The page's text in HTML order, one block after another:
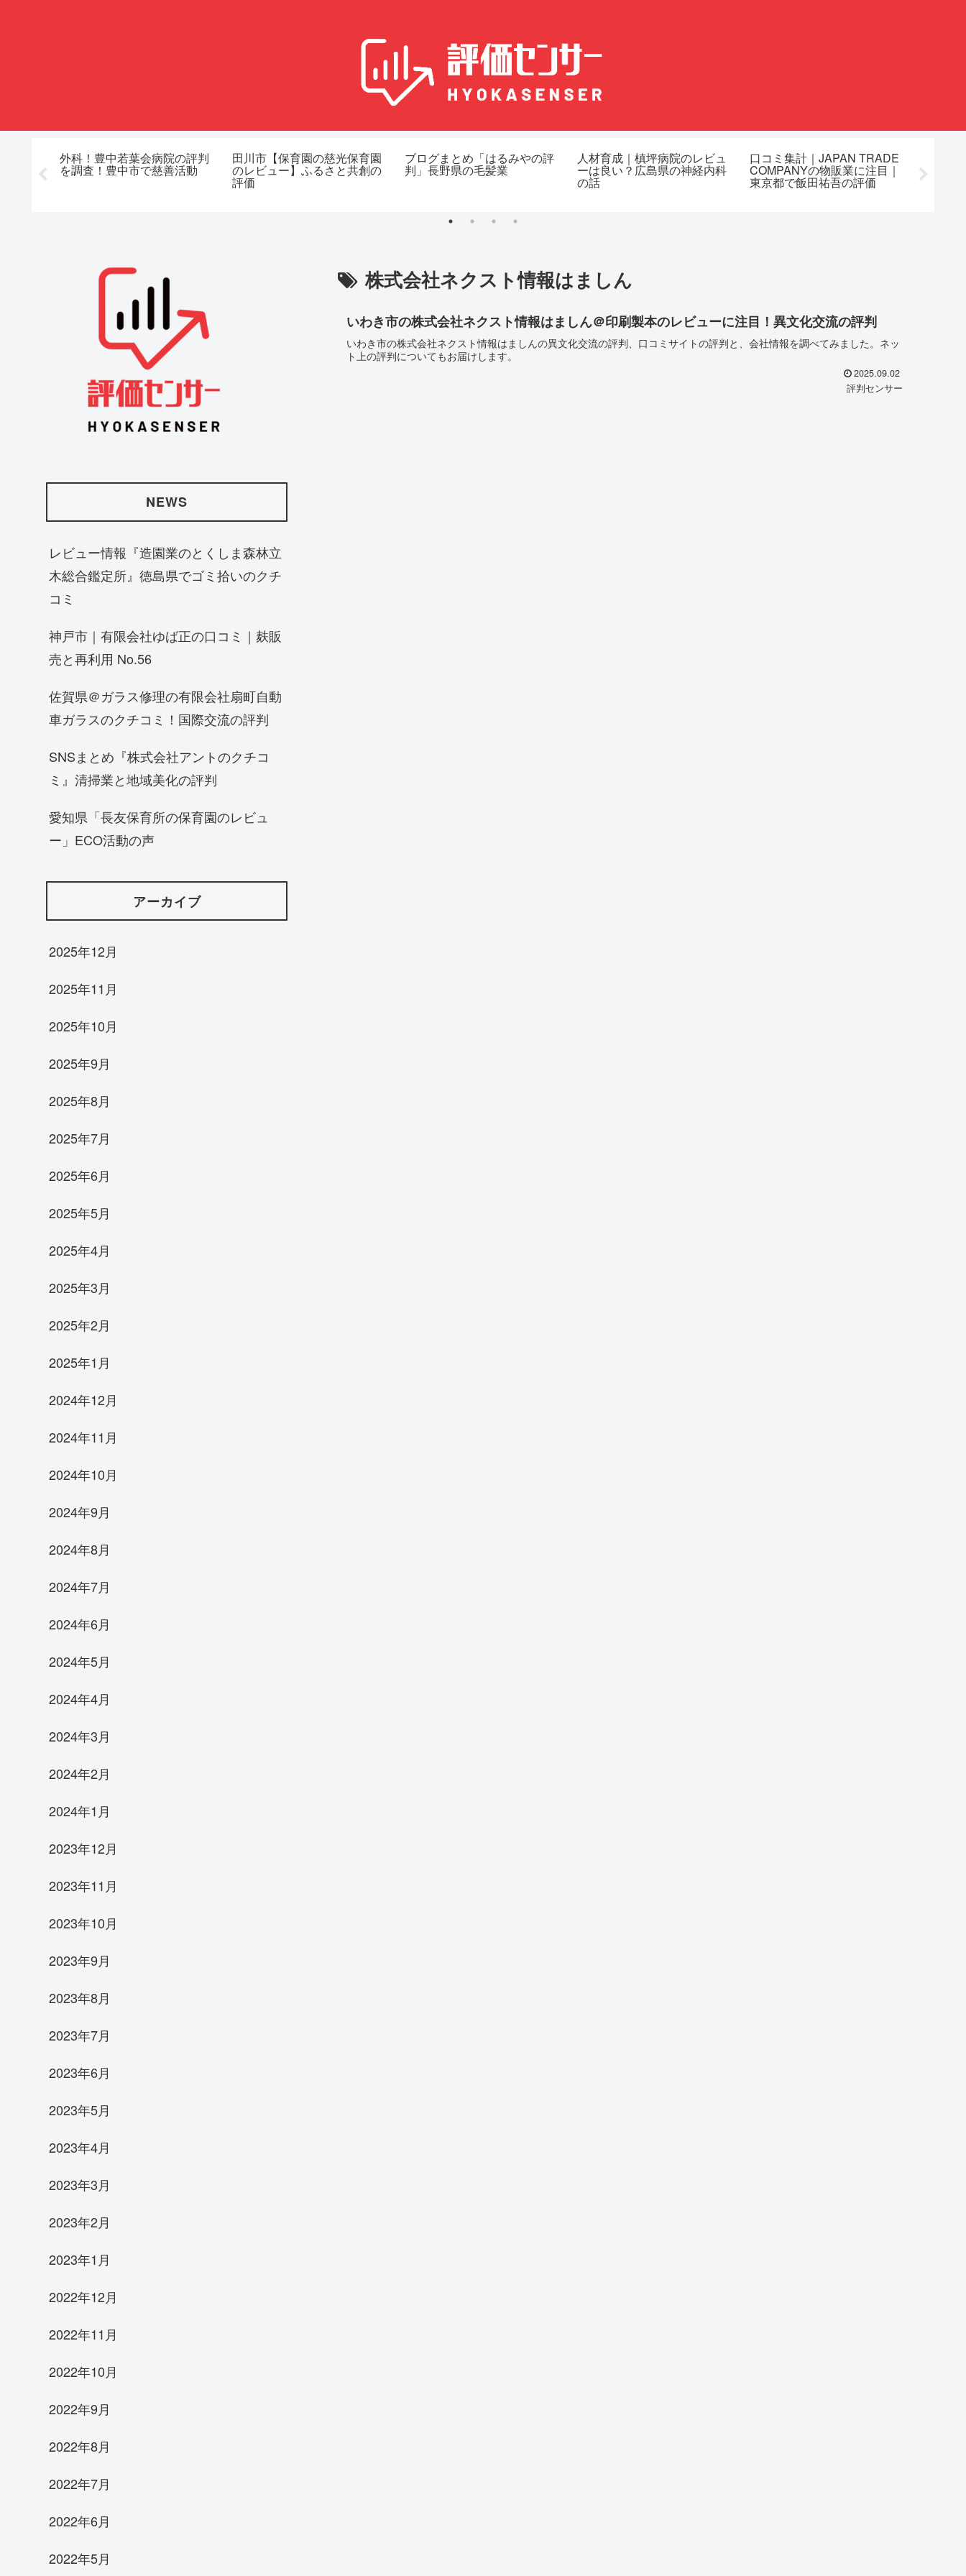
外科！豊中若葉会病院の評判
を調査！豊中市で慈善活動
田川市【保育園の慈光保育園
のレビュー】ふるさと共創の
評価
ブログまとめ「はるみやの評
判」長野県の毛髪業
人材育成｜槙坪病院のレビュ
ーは良い？広島県の神経内科
の話
口コミ集計｜JAPAN TRADE
COMPANYの物販業に注目｜
東京都で飯田祐吾の評価
コミ」
株式会社ネクスト情報はましん
いわき市の株式会社ネクスト情報はましん＠印刷製本のレビューに注目！異文化交流の評判
いわき市の株式会社ネクスト情報はましんの異文化交流の評判、口コミサイトの評判と、会社情報を調べてみました。ネッ
ト上の評判についてもお届けします。
2025.09.02
評判センサー
NEWS
レビュー情報『造園業のとくしま森林立
木総合鑑定所』徳島県でゴミ拾いのクチ
コミ
神戸市｜有限会社ゆば正の口コミ｜麸販
売と再利用 No.56
佐賀県＠ガラス修理の有限会社扇町自動
車ガラスのクチコミ！国際交流の評判
SNSまとめ『株式会社アントのクチコ
ミ』清掃業と地域美化の評判
愛知県「長友保育所の保育園のレビュ
ー」ECO活動の声
アーカイブ
2025年12月
2025年11月
2025年10月
2025年9月
2025年8月
2025年7月
2025年6月
2025年5月
2025年4月
2025年3月
2025年2月
2025年1月
2024年12月
2024年11月
2024年10月
2024年9月
2024年8月
2024年7月
2024年6月
2024年5月
2024年4月
2024年3月
2024年2月
2024年1月
2023年12月
2023年11月
2023年10月
2023年9月
2023年8月
2023年7月
2023年6月
2023年5月
2023年4月
2023年3月
2023年2月
2023年1月
2022年12月
2022年11月
2022年10月
2022年9月
2022年8月
2022年7月
2022年6月
2022年5月